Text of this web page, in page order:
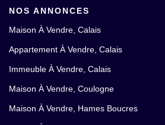
NOS ANNONCES
Maison À Vendre, Calais
Appartement À Vendre, Calais
Immeuble À Vendre, Calais
Maison À Vendre, Coulogne
Maison À Vendre, Hames Boucres